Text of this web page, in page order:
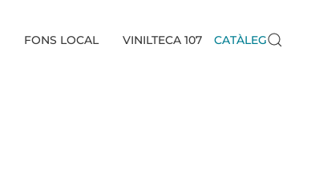
FONS LOCAL VINILTECA 107 CATÀLEG